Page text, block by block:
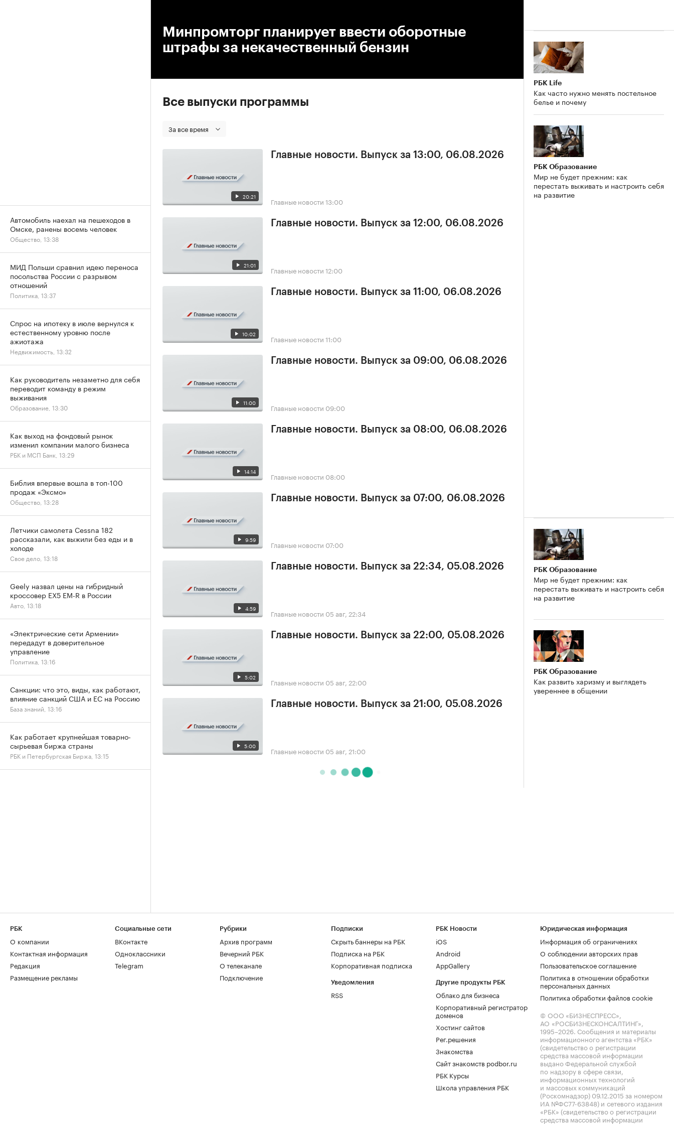
Минпромторг планирует ввести оборотные
штрафы за некачественный бензин
Все выпуски программы
За все время
20:21
Главные новости. Выпуск за 13:00, 06.08.2026
Главные новости 13:00
21:01
Главные новости. Выпуск за 12:00, 06.08.2026
Главные новости 12:00
10:02
Главные новости. Выпуск за 11:00, 06.08.2026
Главные новости 11:00
11:00
Главные новости. Выпуск за 09:00, 06.08.2026
Главные новости 09:00
14:14
Главные новости. Выпуск за 08:00, 06.08.2026
Главные новости 08:00
9:59
Главные новости. Выпуск за 07:00, 06.08.2026
Главные новости 07:00
4:59
Главные новости. Выпуск за 22:34, 05.08.2026
Главные новости 05 авг, 22:34
5:02
Главные новости. Выпуск за 22:00, 05.08.2026
Главные новости 05 авг, 22:00
5:00
Главные новости. Выпуск за 21:00, 05.08.2026
Главные новости 05 авг, 21:00
РБК Life
Как часто нужно менять постельное
белье и почему
РБК Образование
Мир не будет прежним: как
перестать выживать и настроить себя
на развитие
РБК Образование
Мир не будет прежним: как
перестать выживать и настроить себя
на развитие
РБК Образование
Как развить харизму и выглядеть
увереннее в общении
Автомобиль наехал на пешеходов в
Омске, ранены восемь человек
Общество, 13:38
МИД Польши сравнил идею переноса
посольства России с разрывом
отношений
Политика, 13:37
Спрос на ипотеку в июле вернулся к
естественному уровню после
ажиотажа
Недвижимость, 13:32
Как руководитель незаметно для себя
переводит команду в режим
выживания
Образование, 13:30
Как выход на фондовый рынок
изменил компании малого бизнеса
РБК и МСП Банк, 13:29
Библия впервые вошла в топ-100
продаж «Эксмо»
Общество, 13:28
Летчики самолета Cessna 182
рассказали, как выжили без еды и в
холоде
Свое дело, 13:18
Geely назвал цены на гибридный
кроссовер EX5 EM-R в России
Авто, 13:18
«Электрические сети Армении»
передадут в доверительное
управление
Политика, 13:16
Санкции: что это, виды, как работают,
влияние санкций США и ЕС на Россию
База знаний, 13:16
Как работает крупнейшая товарно-
сырьевая биржа страны
РБК и Петербургская Биржа, 13:15
РБК
О компании
Контактная информация
Редакция
Размещение рекламы
Социальные сети
ВКонтакте
Одноклассники
Telegram
Рубрики
Архив программ
Вечерний РБК
О телеканале
Подключение
Подписки
Скрыть баннеры на РБК
Подписка на РБК
Корпоративная подписка
Уведомления
RSS
РБК Новости
iOS
Android
AppGallery
Другие продукты РБК
Облако для бизнеса
Корпоративный регистратор
доменов
Хостинг сайтов
Рег.решения
Знакомства
Сайт знакомств podbor.ru
РБК Курсы
Школа управления РБК
Юридическая информация
Информация об ограничениях
О соблюдении авторских прав
Пользовательское соглашение
Политика в отношении обработки
персональных данных
Политика обработки файлов cookie
© ООО «БИЗНЕСПРЕСС»,
АО «РОСБИЗНЕСКОНСАЛТИНГ»,
1995–2026. Сообщения и материалы
информационного агентства «РБК»
(свидетельство о регистрации
средства массовой информации
выдано Федеральной службой
по надзору в сфере связи,
информационных технологий
и массовых коммуникаций
(Роскомнадзор) 09.12.2015 за номером
ИА №ФС77-63848) и сетевого издания
«РБК» (свидетельство о регистрации
средства массовой информации